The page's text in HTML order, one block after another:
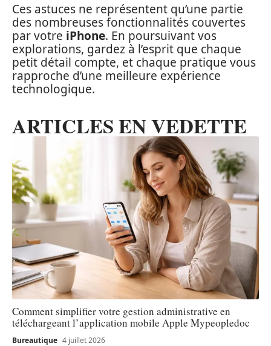
Ces astuces ne représentent qu’une partie
des nombreuses fonctionnalités couvertes
par votre iPhone. En poursuivant vos
explorations, gardez à l’esprit que chaque
petit détail compte, et chaque pratique vous
rapproche d’une meilleure expérience
technologique.
ARTICLES EN VEDETTE
Comment simplifier votre gestion administrative en
téléchargeant l’application mobile Apple Mypeopledoc
Bureautique 4 juillet 2026